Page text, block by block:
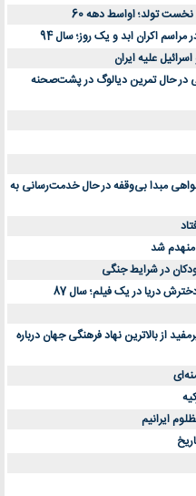
تولد؛ اواسط دهه 60
اکران ابد و یک روز؛ سال 94
در حال تمرین دیالوگ در پشت‌صحنه
مبدا بی‌وقفه در حال خدمت‌رسانی به
در شرایط جنگی
دریا در یک فیلم؛ سال 87
از بالاترین نهاد فرهنگی جهان درباره
ایرانیم